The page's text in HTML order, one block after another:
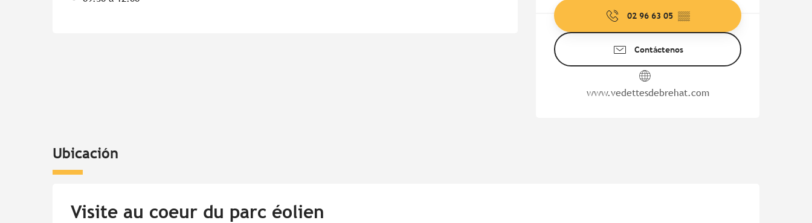
02 96 63 05 ▒▒
Contáctenos
www.vedettesdebrehat.com
Ubicación
Visite au coeur du parc éolien